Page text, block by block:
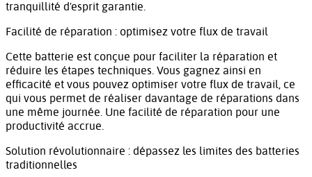
tranquillité d'esprit garantie.
Facilité de réparation : optimisez votre flux de travail
Cette batterie est conçue pour faciliter la réparation et
réduire les étapes techniques. Vous gagnez ainsi en
efficacité et vous pouvez optimiser votre flux de travail, ce
qui vous permet de réaliser davantage de réparations dans
une même journée. Une facilité de réparation pour une
productivité accrue.
Solution révolutionnaire : dépassez les limites des batteries
traditionnelles